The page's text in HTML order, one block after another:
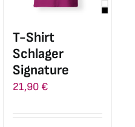
können
Produktseite
gewählt
T-Shirt
Schlager
Signature
21,90 €